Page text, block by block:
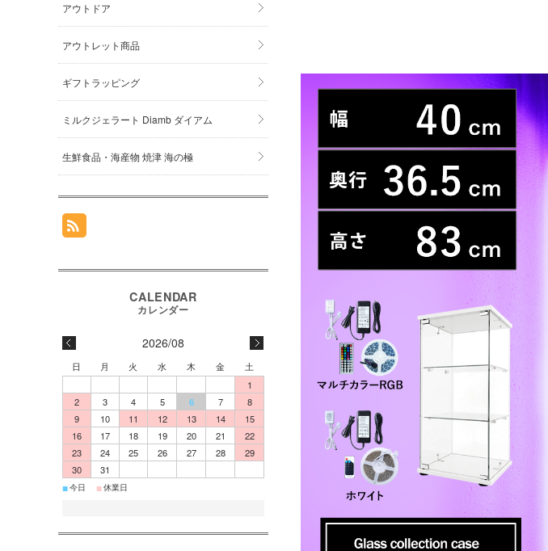
アウトドア
アウトレット商品
ギフトラッピング
ミルクジェラート Diamb ダイアム
生鮮食品・海産物 焼津 海の極
2026/08
日 月 火 水 木 金
土
1
2
3 4 5 6 7
8
9
10 11 12 13 14
15
16
17 18 19 20 21
22
23
24 25 26 27 28
29
30
31
■今日 ■休業日